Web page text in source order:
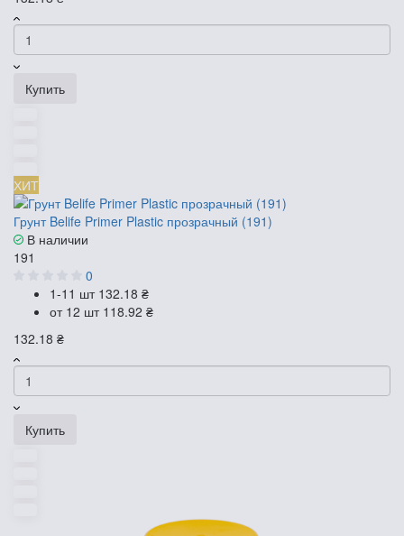
Купить
ХИТ
Грунт Belife Primer Plastic прозрачный (191)
В наличии
191
0
1-11 шт 132.18 ₴
от 12 шт 118.92 ₴
132.18 ₴
Купить